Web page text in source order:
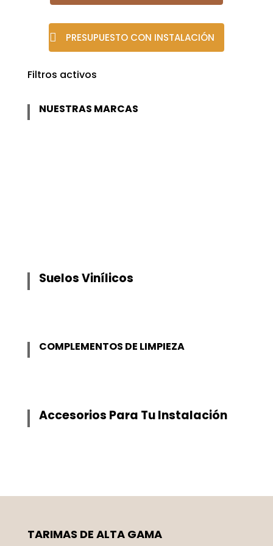
PRESUPUESTO CON INSTALACIÓN
Filtros activos
NUESTRAS MARCAS
Suelos Vinílicos
COMPLEMENTOS DE LIMPIEZA
Accesorios Para Tu Instalación
TARIMAS DE ALTA GAMA